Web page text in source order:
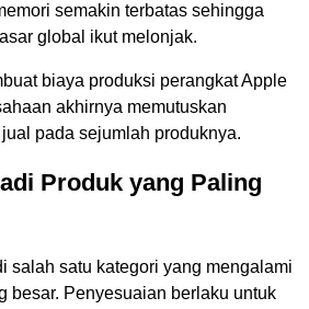
semakin terbatas sehingga
global ikut melonjak.
biaya produksi perangkat Apple
akhirnya memutuskan
pada sejumlah produknya.
Produk yang Paling
salah satu kategori yang mengalami
besar. Penyesuaian berlaku untuk